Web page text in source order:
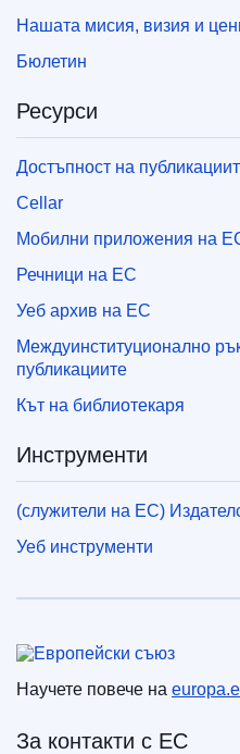
Нашата мисия, визия и
Бюлетин
Ресурси
Достъпност на
Cellar
Мобилни приложения на
Речници на ЕС
Уеб архив на ЕС
Междуинституционално
публикациите
Кът на библиотекаря
Инструменти
(служители на ЕС)
Уеб инструменти
Научете повече на
За контакти с ЕС